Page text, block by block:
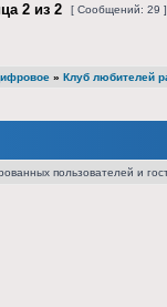
2 из 2 [ Сообщений: 29
» Клуб любителей
пользователей и